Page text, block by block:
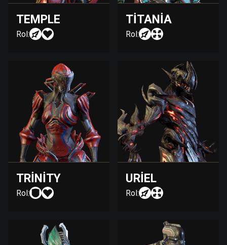
TEMPLE
Rol:
TITANIA
Rol:
TRINITY
Rol:
URIEL
Rol: